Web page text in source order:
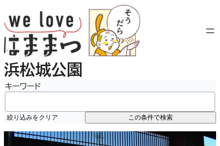
容
を
ス
キ
ッ
プ
浜松城公園
キーワード
絞り込みをクリア この条件で検索